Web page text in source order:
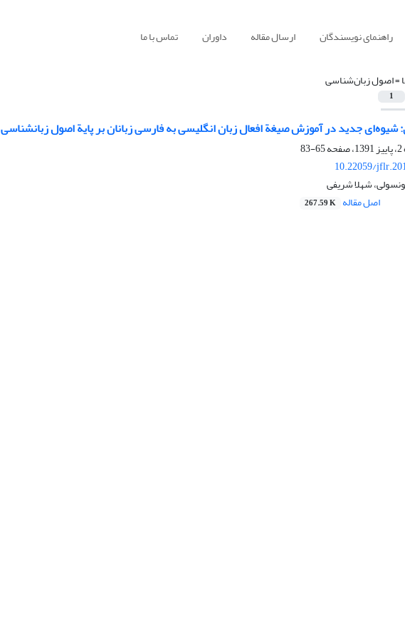
راهنمای نویسندگان ارسال مقاله داوران تماس با ما
=اصول زبان‌شناسی
1
شیوه‌ای جدید در آموزش صیغة افعال زبان انگلیسی به فارسی زبانان بر پایة اصول زبانشناسی
65-83
10.22059/
شهلا شریفی
اصل مقاله 267.59 K